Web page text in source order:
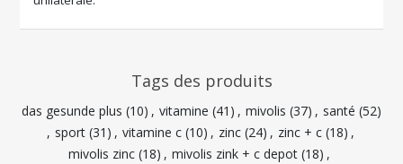
Tags des produits
das gesunde plus (10) , vitamine (41) , mivolis (37) , santé (52)
, sport (31) , vitamine c (10) , zinc (24) , zinc + c (18) ,
mivolis zinc (18) , mivolis zink + c depot (18) ,